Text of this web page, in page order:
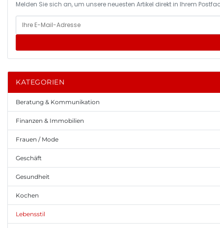
Melden Sie sich an, um unsere neuesten Artikel direkt in Ihrem
KATEGORIEN
Beratung & Kommunikation
Finanzen & Immobilien
Frauen / Mode
Geschäft
Gesundheit
Kochen
Lebensstil